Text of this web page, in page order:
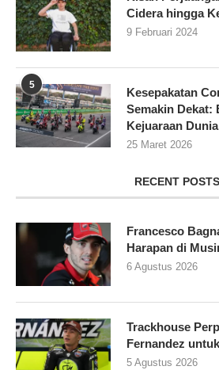
Cidera hingga
9 Februari 2024
5
Kesepakatan
Semakin Dekat:
Kejuaraan Dunia
25 Maret 2026
RECENT POSTS
Francesco
Harapan di
6 Agustus 2026
Trackhouse
Fernandez
5 Agustus 2026